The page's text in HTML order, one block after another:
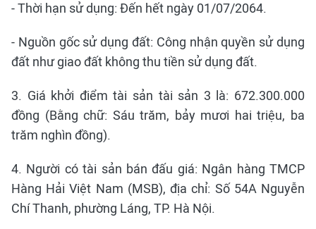
- Thời hạn sử dụng: Đến hết ngày 01/07/2064.
- Nguồn gốc sử dụng đất: Công nhận quyền sử dụng
đất như giao đất không thu tiền sử dụng đất.
3. Giá khởi điểm tài sản tài sản 3 là: 672.300.000
đồng (Bằng chữ: Sáu trăm, bảy mươi hai triệu, ba
trăm nghìn đồng).
4. Người có tài sản bán đấu giá: Ngân hàng TMCP
Hàng Hải Việt Nam (MSB), địa chỉ: Số 54A Nguyễn
Chí Thanh, phường Láng, TP. Hà Nội.